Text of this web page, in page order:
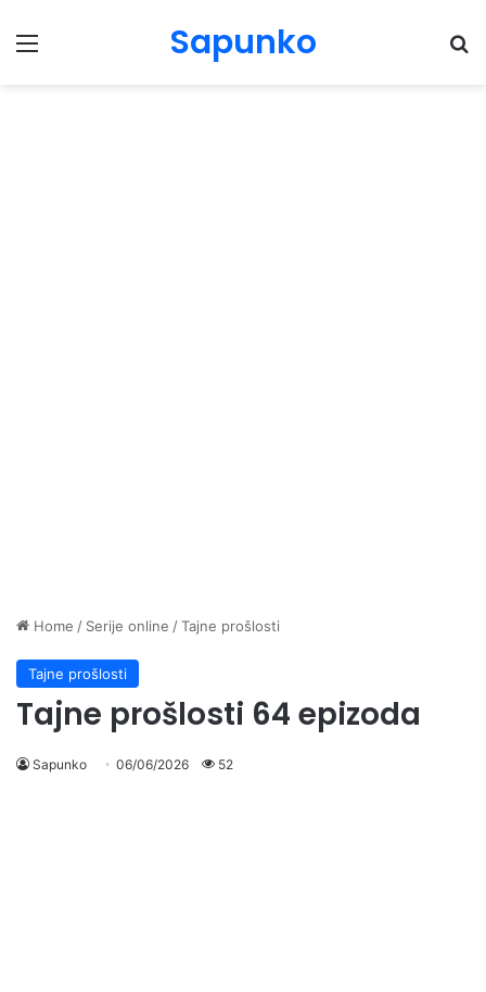
Menu Sapunko
Home / Serije online /Tajne prošlosti
Tajne prošlosti
Tajne prošlosti 64 epizoda
Sapunko 06/06/2026 52